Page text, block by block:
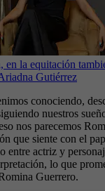
en la equitación
Gutiérrez
conociendo,
nuestros
nos parecemos
que siente con el
entre actriz y
lo que
Guerrero.